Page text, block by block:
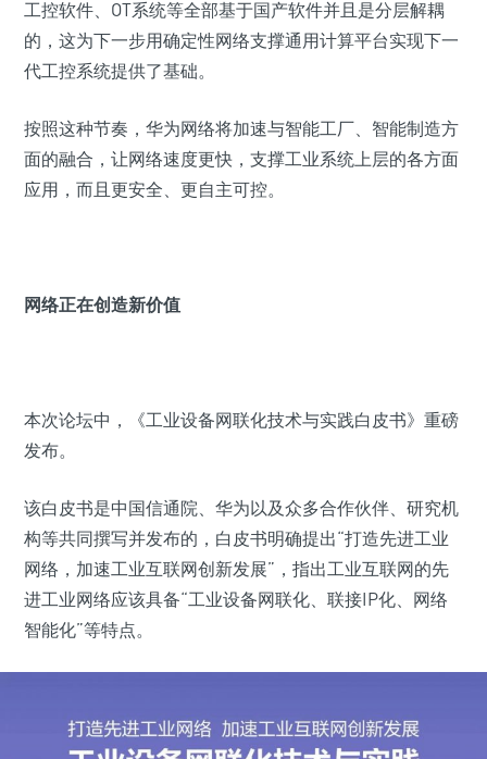
工控软件、OT系统等全部基于国产软件并且是分层解耦
的，这为下一步用确定性网络支撑通用计算平台实现下一
代工控系统提供了基础。
按照这种节奏，华为网络将加速与智能工厂、智能制造方
面的融合，让网络速度更快，支撑工业系统上层的各方面
应用，而且更安全、更自主可控。
网络正在创造新价值
本次论坛中，《工业设备网联化技术与实践白皮书》重磅
发布。
该白皮书是中国信通院、华为以及众多合作伙伴、研究机
构等共同撰写并发布的，白皮书明确提出“打造先进工业
网络，加速工业互联网创新发展”，指出工业互联网的先
进工业网络应该具备“工业设备网联化、联接IP化、网络
智能化”等特点。